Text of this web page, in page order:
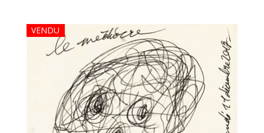
VENDU